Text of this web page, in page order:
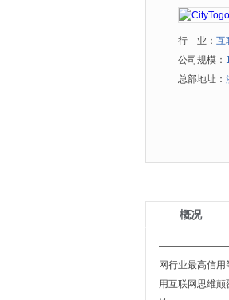
行 业： 互
公司规模：
总部地址：
概况
网行业最高信
用互联网思维